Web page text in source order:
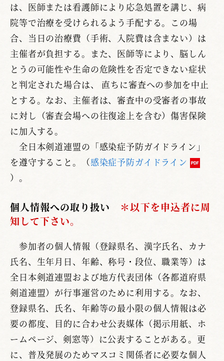
は、医師または看護師により応急処置を講じ、病
院等で治療を受けられるよう手配する。この場
合、当日の治療費（手術、入院費は含まない）は
主催者が負担する。また、医師等により、脳しん
とうの可能性や生命の危険性を否定できない症状
と判定された場合は、 直ちに審査への参加を中止
とする。なお、主催者は、審査中の受審者の事故
に対し（審査会場への往復途上を含む）傷害保険
に加入する。
全日本剣道連盟の「感染症予防ガイドライン」
を遵守すること。（感染症予防ガイドライン
）。
個人情報への取り扱い ＊以下を申込者に周
知して下さい。
参加者の個人情報（登録県名、漢字氏名、カナ
氏名、生年月日、年齢、称号・段位、職業等）は
全日本剣道連盟および地方代表団体（各都道府県
剣道連盟）が行事運営のために利用する。なお、
登録県名、氏名、年齢等の最小限の個人情報は必
要の都度、目的に合わせ公表媒体（掲示用紙、ホ
ームページ、剣窓等）に公表することがある。更
に、普及発展のためマスコミ関係者に必要な個人